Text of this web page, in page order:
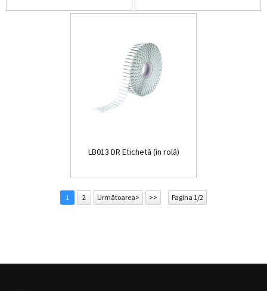
LB013 DR Etichetă (în rolă)
1 2 Următoarea> >> Pagina 1/2